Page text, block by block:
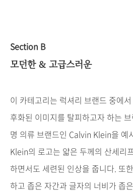
Section B
모던한& 고급스러운
이 카테고리는 럭셔리 브랜드 중에서
후화된 이미지를 탈피하고자하는
명 의류 브랜드인 Calvin Klein을 예
Klein의 로고는 얇은 두께의 산세리
하면서도 세련된 인상을 줍니다. 또한
하고 좁은 자간과 글자의 너비가 좁은